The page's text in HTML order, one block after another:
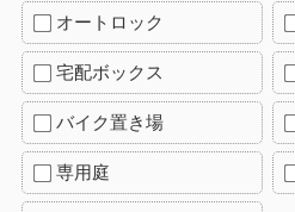
オートロック
宅配ボックス
バイク置き場
専用庭